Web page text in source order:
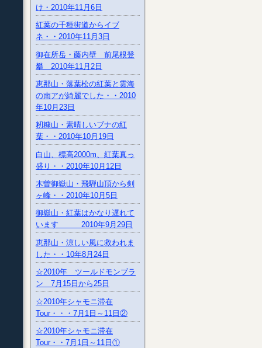
け・2010年11月6日
紅葉の千種街道からイブ
ネ・・2010年11月3日
御在所岳・藤内壁 前尾根登
攀 2010年11月2日
恵那山・落葉松の紅葉と雲海
の南アが綺麗でした・・2010
年10月23日
籾糠山・素晴しいブナの紅
葉・・2010年10月19日
白山、標高2000m、紅葉真っ
盛り・・2010年10月12日
木曽御嶽山・飛騨山頂から剣
ヶ峰・・2010年10月5日
御嶽山・紅葉はかなり遅れて
います 2010年9月29日
恵那山・涼しい風に救われま
した・・10年8月24日
☆2010年 ツールドモンブラ
ン 7月15日から25日
☆2010年シャモニ滞在
Tour・・・7月1日～11日②
☆2010年シャモニ滞在
Tour・・7月1日～11日①